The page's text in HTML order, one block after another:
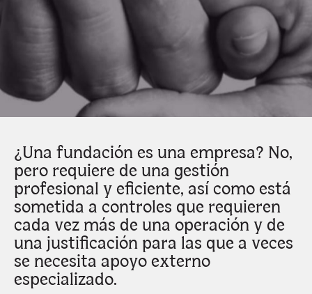
¿Una fundación es una empresa? No,
pero requiere de una gestión
profesional y eficiente, así como está
sometida a controles que requieren
cada vez más de una operación y de
una justificación para las que a veces
se necesita apoyo externo
especializado.